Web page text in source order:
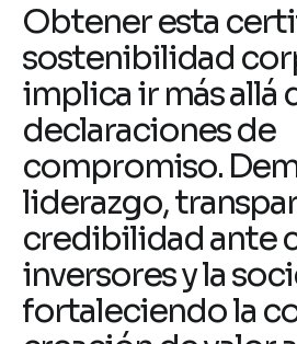
Obtener esta
sostenibilidad
implica ir más allá
declaraciones de
compromiso.
liderazgo,
credibilidad ante
inversores y la
fortaleciendo la